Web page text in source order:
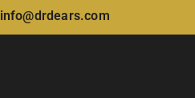
info@drdears.com